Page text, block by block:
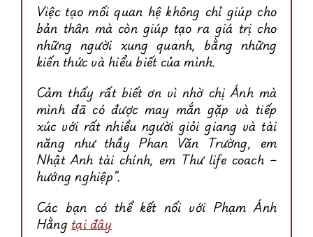
Việc tạo mối quan hệ không chỉ giúp cho
bản thân mà còn giúp tạo ra giá trị cho
những người xung quanh, bằng những
kiến thức và hiểu biết của mình.
Cảm thấy rất biết ơn vì nhờ chị Ánh mà
mình đã có được may mắn gặp và tiếp
xúc với rất nhiều người giỏi giang và tài
năng như thầy Phan Văn Trường, em
Nhật Anh tài chính, em Thư life coach –
hướng nghiệp”.
Các bạn có thể kết nối với Phạm Ánh
Hằng tại đây